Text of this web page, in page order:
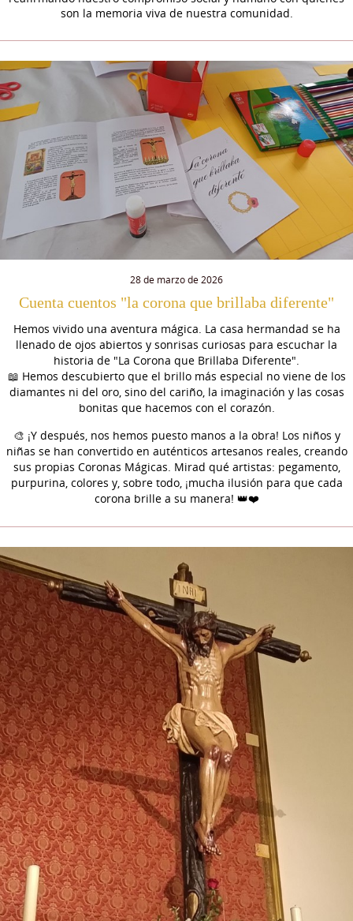
son la memoria viva de nuestra comunidad.
28 de marzo de 2026
Cuenta cuentos "la corona que brillaba diferente"
Hemos vivido una aventura mágica. La casa hermandad se ha
llenado de ojos abiertos y sonrisas curiosas para escuchar la
historia de "La Corona que Brillaba Diferente".
📖 Hemos descubierto que el brillo más especial no viene de los
diamantes ni del oro, sino del cariño, la imaginación y las cosas
bonitas que hacemos con el corazón.
🎨 ¡Y después, nos hemos puesto manos a la obra! Los niños y
niñas se han convertido en auténticos artesanos reales, creando
sus propias Coronas Mágicas. Mirad qué artistas: pegamento,
purpurina, colores y, sobre todo, ¡mucha ilusión para que cada
corona brille a su manera! 👑❤️